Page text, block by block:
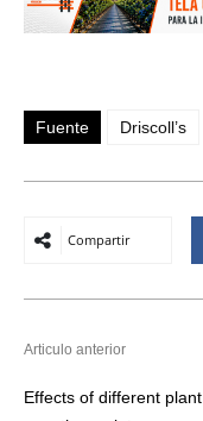
Fuente Driscoll’s
Compartir
Articulo anterior
Effects of different plant